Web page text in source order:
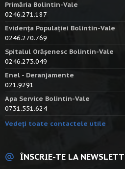
Primăria Bolintin-Vale
0246.271.187
Evidența Populației Bolintin-Vale
0246.270.769
Spitalul Orășenesc Bolintin-Vale
0246.273.049
Enel - Deranjamente
021.9291
Apa Service Bolintin-Vale
0731.551.624
Vedeți toate contactele utile
ÎNSCRIE-TE LA